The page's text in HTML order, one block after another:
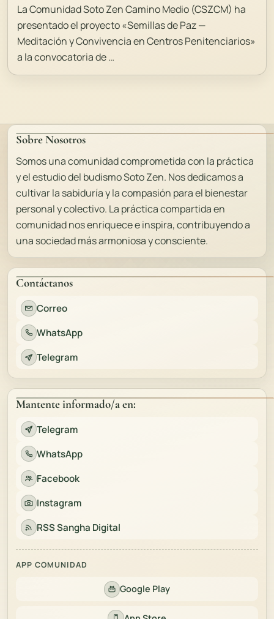
La Comunidad Soto Zen Camino Medio (CSZCM) ha
presentado el proyecto «Semillas de Paz —
Meditación y Convivencia en Centros Penitenciarios»
a la convocatoria de …
Sobre Nosotros
Somos una comunidad comprometida con la práctica
y el estudio del budismo Soto Zen. Nos dedicamos a
cultivar la sabiduría y la compasión para el bienestar
personal y colectivo. La práctica compartida en
comunidad nos enriquece e inspira, contribuyendo a
una sociedad más armoniosa y consciente.
Contáctanos
Correo
WhatsApp
Telegram
Mantente informado/a en:
Telegram
WhatsApp
Facebook
Instagram
RSS Sangha Digital
APP COMUNIDAD
Google Play